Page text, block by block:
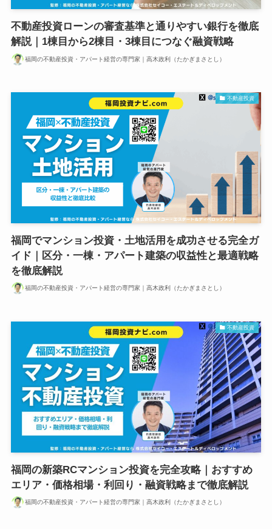
不動産投資ローンの審査基準と通りやすい銀行を徹底
解説｜1棟目から2棟目・3棟目につなぐ融資戦略
福岡の不動産投資・アパート経営の専門家｜高木政利（たかぎまさとし）
不動産投資
福岡でマンション投資・土地活用を成功させる完全ガ
イド｜区分・一棟・アパート建築の収益性と最適戦略
を徹底解説
福岡の不動産投資・アパート経営の専門家｜高木政利（たかぎまさとし）
不動産投資
福岡の新築RCマンション投資を完全攻略｜おすすめ
エリア・価格相場・利回り・融資戦略まで徹底解説
福岡の不動産投資・アパート経営の専門家｜高木政利（たかぎまさとし）